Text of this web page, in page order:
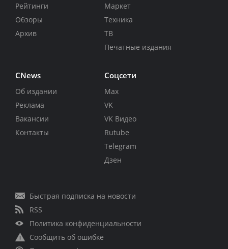
Рейтинги
Обзоры
Архив
Маркет
Техника
ТВ
Печатные издания
CNews
Об издании
Реклама
Вакансии
Контакты
Соцсети
Max
VK
VK Видео
Rutube
Telegram
Дзен
Быстрая подписка на новости
RSS
Политика конфиденциальности
Сообщить об ошибке